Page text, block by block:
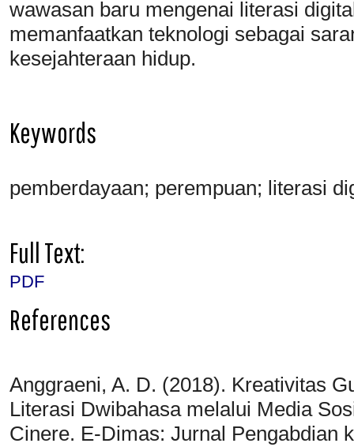
wawasan baru mengenai literasi
memanfaatkan teknologi sebagai
kesejahteraan hidup.
Keywords
pemberdayaan; perempuan; literasi
Full Text:
PDF
References
Anggraeni, A. D. (2018). Kreativitas
Literasi Dwibahasa melalui Media
Cinere. E-Dimas: Jurnal Pengabdian